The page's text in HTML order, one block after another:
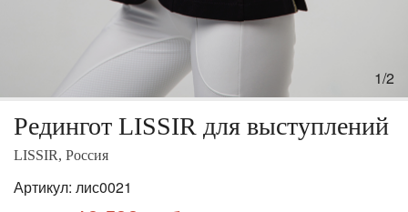
1/2
Редингот LISSIR для выступлений
LISSIR, Россия
Артикул: лис0021